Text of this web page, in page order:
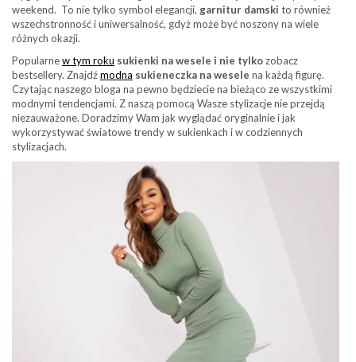
weekend. To nie tylko symbol elegancji, garnitur damski to również
wszechstronność i uniwersalność, gdyż może być noszony na wiele
różnych okazji.
Popularnew tym roku sukienki na wesele i nie tylkozobacz
bestsellery. Znajdźmodna sukieneczka na wesele na każdą figurę.
Czytając naszego bloga na pewno będziecie na bieżąco ze wszystkimi
modnymi tendencjami. Z naszą pomocą Wasze stylizacje nie przejdą
niezauważone. Doradzimy Wam jak wyglądać oryginalnie i jak
wykorzystywać światowe trendy w sukienkach i w codziennych
stylizacjach.